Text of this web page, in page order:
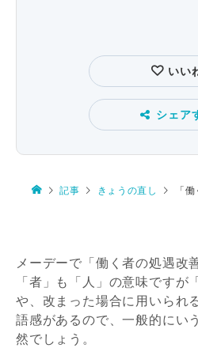
いい
シェア
記事 きょうの直し 「
メーデーで「働く者の処遇改
「者」も「人」の意味ですが
や、改まった場合に用いられ
語感があるので、一般的にい
然でしょう。